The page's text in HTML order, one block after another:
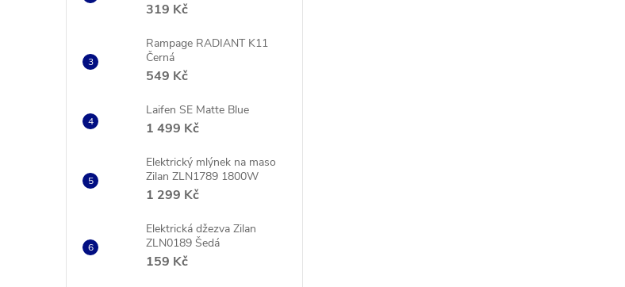
319 Kč
Rampage RADIANT K11
Černá
549 Kč
Laifen SE Matte Blue
1 499 Kč
Elektrický mlýnek na maso
Zilan ZLN1789 1800W
1 299 Kč
Elektrická džezva Zilan
ZLN0189 Šedá
159 Kč